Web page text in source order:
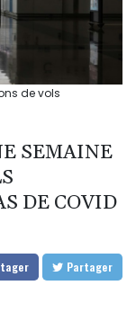
de vols
SEMAINE
DE COVID
Partager